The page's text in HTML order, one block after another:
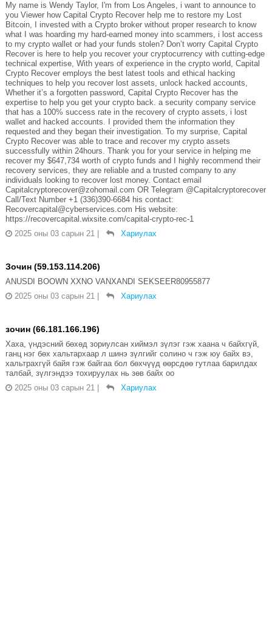
My name is Wendy Taylor, I'm from Los Angeles, i want to announce to
you Viewer how Capital Crypto Recover help me to restore my Lost
Bitcoin, I invested with a Crypto broker without proper research to know
what I was hoarding my hard-earned money into scammers, i lost access
to my crypto wallet or had your funds stolen? Don’t worry Capital Crypto
Recover is here to help you recover your cryptocurrency with cutting-edge
technical expertise, With years of experience in the crypto world, Capital
Crypto Recover employs the best latest tools and ethical hacking
techniques to help you recover lost assets, unlock hacked accounts,
Whether it’s a forgotten password, Capital Crypto Recover has the
expertise to help you get your crypto back. a security company service
that has a 100% success rate in the recovery of crypto assets, i lost
wallet and hacked accounts. I provided them the information they
requested and they began their investigation. To my surprise, Capital
Crypto Recover was able to trace and recover my crypto assets
successfully within 24hours. Thank you for your service in helping me
recover my $647,734 worth of crypto funds and I highly recommend their
recovery services, they are reliable and a trusted company to any
individuals looking to recover lost money. Contact email
Capitalcryptorecover@zohomail.com OR Telegram @Capitalcryptorecover
Call/Text Number +1 (336)390-6684 his contact:
Recovercapital@cyberservices.com His website:
https://recovercapital.wixsite.com/capital-crypto-rec-1
2025 оны 03 сарын 21
Хариулах
Зочин (59.153.114.206)
ANUSDI BOOWN XXNO VANXANDI SEKSEER80955877
2025 оны 03 сарын 21
Хариулах
зочин (66.181.166.196)
Хаха, үндэсний бөхөд зориулсан хиймэл зүлэг гэж хаана ч байхгүй,
ганц нэг бөх хальтархаар л шинэ зүлгийг солино ч гэж юу байх вэ,
хальтрахгүй байя гэж байгаа бол бөхчүүд өөрсдөө гутлаа барилдах
талбай, зүлгэндээ тохируулах нь зөв байх оо
2025 оны 03 сарын 21
Хариулах